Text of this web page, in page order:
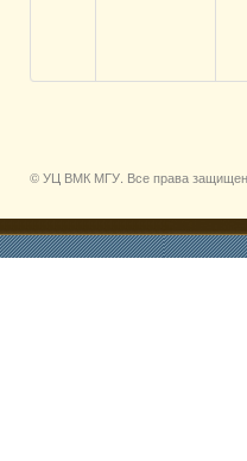
© УЦ ВМК МГУ. Все права